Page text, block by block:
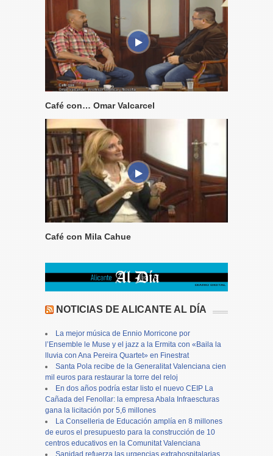
Café con… Omar Valcarcel
Café con Mila Cahue
NOTICIAS DE ALICANTE AL DÍA
La mejor música de Ennio Morricone por
l’Ensemble le Muse y el jazz a la Ermita con «Baila la
lluvia con Ana Pereira Quartet» en Finestrat
Santa Pola recibe de la Generalitat Valenciana cien
mil euros para restaurar la torre del reloj
En dos años podría estar listo el nuevo CEIP La
Cañada del Fenollar: la empresa Abala Infraescturas
gana la licitación por 5,6 millones
La Conselleria de Educación amplía en 8 millones
de euros el presupuesto para la construcción de 10
centros educativos en la Comunitat Valenciana
Sanidad refuerza las urgencias extrahospitalarias,